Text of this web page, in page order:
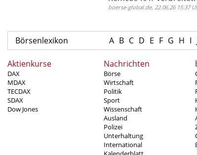
boerse-global.de, 22.06.26 15:37
Börsenlexikon A B C D E F G H I
Aktienkurse
DAX
MDAX
TECDAX
SDAX
Dow Jones
Nachrichten
Börse
Wirtschaft
Politik
Sport
Wissenschaft
Ausland
Polizei
Unterhaltung
International